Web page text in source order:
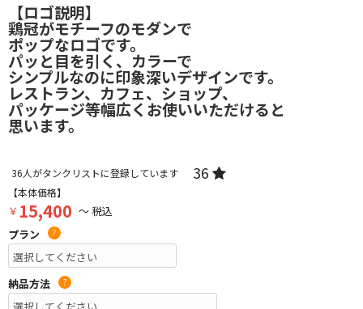
【ロゴ説明】
鶏冠がモチーフのモダンで
ポップなロゴです。
パッと目を引く、カラーで
シンプルなのに印象深いデザインです。
レストラン、カフェ、ショップ、
パッケージ等幅広くお使いいただけると
思います。
36人がタンクリストに登録しています 36
【本体価格】
￥ 15,400 ～ 税込
プラン
?
納品方法 ?